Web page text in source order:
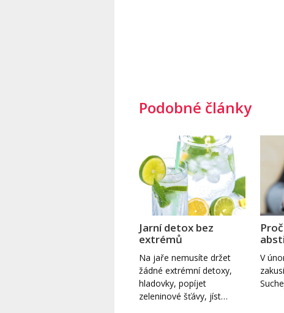
Podobné články
Jarní detox bez
extrémů
Na jaře nemusíte držet
žádné extrémní detoxy,
hladovky, popíjet
zeleninové šťávy, jíst…
V